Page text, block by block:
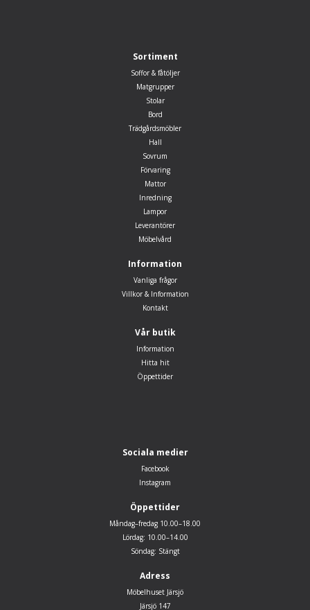
Sortiment
Soffor & fåtöljer
Matgrupper
Stolar
Bord
Trädgårdsmöbler
Hall
Sovrum
Förvaring
Mattor
Inredning
Lampor
Leverantörer
Möbelvård
Information
Vanliga frågor
Villkor & Information
Kontakt
Vår butik
Information
Hitta hit
Öppettider
Sociala medier
Facebook
Instagram
Öppettider
Måndag–fredag 10.00–18.00
Lördag: 10.00–14.00
Söndag: Stängt
Adress
Möbelhuset Järsjö
Järsjö 147